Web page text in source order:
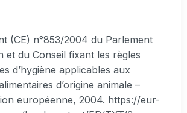
(CE) n°853/2004 du Parlement
et du Conseil fixant les règles
d’hygiène applicables aux
d’origine animale –
européenne, 2004. https://eur-